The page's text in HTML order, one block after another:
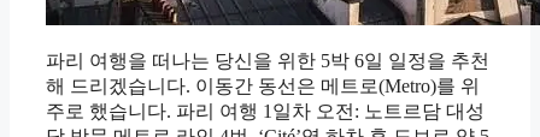
파리 여행을 떠나는 당신을 위한 5박 6일 일정을 추천
해 드리겠습니다. 이동간 동선은 메트로(Metro)를 위
주로 했습니다. 파리 여행 1일차 오전: 노트르담 대성